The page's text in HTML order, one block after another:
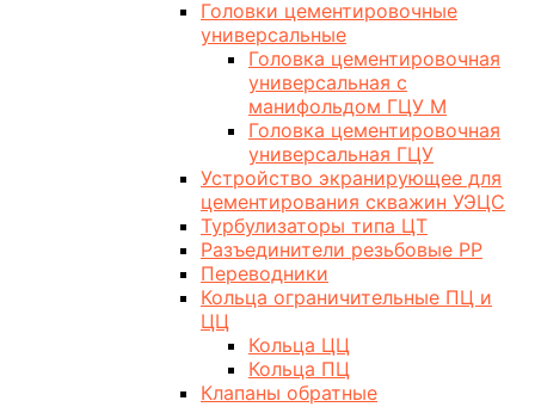
Головки цементировочные
универсальные
Головка цементировочная
универсальная с
манифольдом ГЦУ М
Головка цементировочная
универсальная ГЦУ
Устройство экранирующее для
цементирования скважин УЭЦС
Турбулизаторы типа ЦТ
Разъединители резьбовые РР
Переводники
Кольца ограничительные ПЦ и
ЦЦ
Кольца ЦЦ
Кольца ПЦ
Клапаны обратные